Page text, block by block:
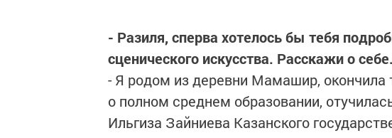
- Разиля, сперва хотелось бы тебя
сценического искусства. Расскажи о себе.
- Я родом из деревни Мамашир,
о полном среднем образовании,
Ильгиза Зайниева Казанского